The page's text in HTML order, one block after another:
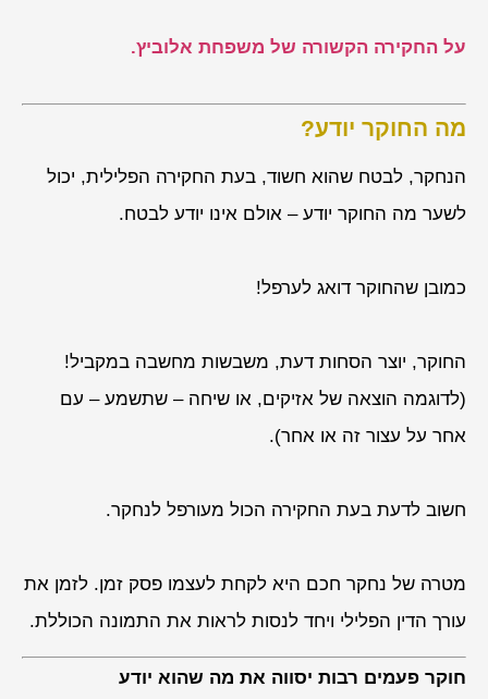
על החקירה הקשורה של משפחת אלוביץ.
מה החוקר יודע?
הנחקר, לבטח שהוא חשוד, בעת החקירה הפלילית, יכול
לשער מה החוקר יודע – אולם אינו יודע לבטח.
כמובן שהחוקר דואג לערפל!
החוקר, יוצר הסחות דעת, משבשות מחשבה במקביל!
(לדוגמה הוצאה של אזיקים, או שיחה – שתשמע – עם
אחר על עצור זה או אחר).
חשוב לדעת בעת החקירה הכול מעורפל לנחקר.
מטרה של נחקר חכם היא לקחת לעצמו פסק זמן. לזמן את
עורך הדין הפלילי ויחד לנסות לראות את התמונה הכוללת.
חוקר פעמים רבות יסווה את מה שהוא יודע